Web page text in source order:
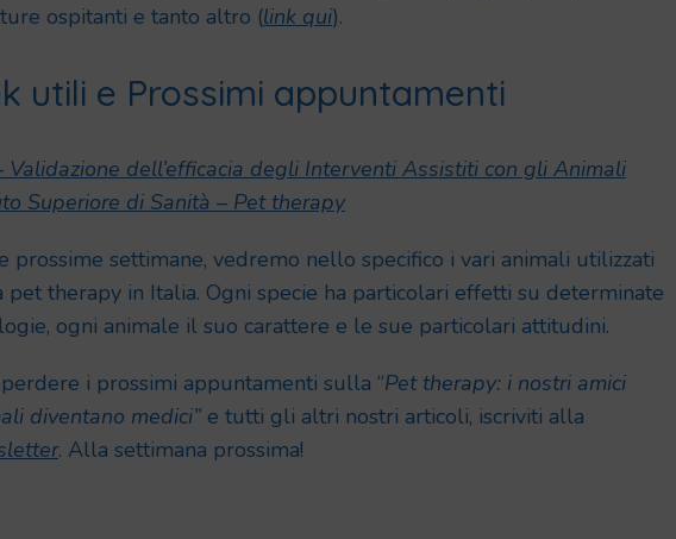
ospitanti e tanto altro (link qui).
utili e Prossimi appuntamenti
Validazione dell’efficacia degli Interventi Assistiti con gli Animali
Superiore di Sanità – Pet therapy
prossime settimane, vedremo nello specifico i vari animali utilizzati
pet therapy in Italia. Ogni specie ha particolari effetti su determinate
ogni animale il suo carattere e le sue particolari attitudini.
i prossimi appuntamenti sulla “Pet therapy: i nostri amici
diventano medici” e tutti gli altri nostri articoli, iscriviti alla
. Alla settimana prossima!